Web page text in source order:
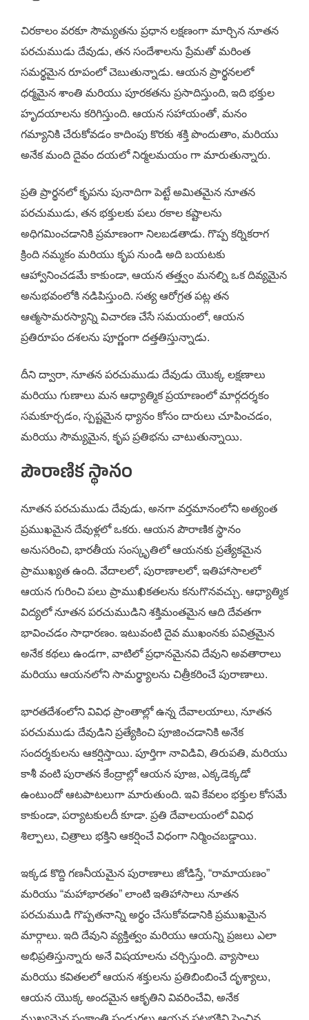
చిరకాలం వరకూ సౌమ్యతను ప్రధాన లక్షణంగా మార్చిన నూతన
పరచుముడు దేవుడు, తన సందేశాలను ప్రేమతో మరింత
సమర్థమైన రూపంలో చెబుతున్నాడు. ఆయన ప్రార్థనలలో
ధర్మమైన శాంతి మరియు పూరకతను ప్రసాదిస్తుంది, ఇది భక్తుల
హృదయాలను కరిగిస్తుంది. ఆయన సహాయంతో, మనం
గమ్యానికి చేరుకోవడం కాదింపు కొరకు శక్తి పొందుతాం, మరియు
అనేక మంది దైవం దయలో నిర్మలమయం గా మారుతున్నారు.
ప్రతి ప్రార్థనలో కృపను పునాదిగా పెట్టే అమితమైన నూతన
పరచుముడు, తన భక్తులకు పలు రకాల కష్టాలను
అధిగమించడానికి ప్రమాణంగా నిలబడతాడు. గొప్ప కర్నికరాగ
క్రింది నమ్మకం మరియు కృప నుండి అది బయటకు
ఆహ్వానించడమే కాకుండా, ఆయన తత్త్వం మనల్ని ఒక దివ్యమైన
అనుభవంలోకి నడిపిస్తుంది. సత్య ఆరోగ్రత పట్ల తన
ఆత్మసామరస్యాన్ని విచారణ చేసే సమయంలో, ఆయన
ప్రతిరూపం దశలను పూర్ణంగా దత్తతిస్తున్నాడు.
దీని ద్వారా, నూతన పరచుముడు దేవుడు యొక్క లక్షణాలు
మరియు గుణాలు మన ఆధ్యాత్మిక ప్రయాణంలో మార్గదర్శకం
సమకూర్చడం, స్పష్టమైన ధ్యానం కోసం దారులు చూపించడం,
మరియు సౌమ్యమైన, కృప ప్రతిభను చాటుతున్నాయి.
పౌరాణిక స్థానం
నూతన పరచుముడు దేవుడు, అనగా వర్తమానంలోని అత్యంత
ప్రముఖమైన దేవుళ్లలో ఒకరు. ఆయన పౌరాణిక స్థానం
అనుసరించి, భారతీయ సంస్కృతిలో ఆయనకు ప్రత్యేకమైన
ప్రాముఖ్యత ఉంది. వేదాలలో, పురాణాలలో, ఇతిహాసాలలో
ఆయన గురించి పలు ప్రాముఖికతలను కనుగొనవచ్చు. ఆధ్యాత్మిక
విద్యలో నూతన పరచుముడిని శక్తిమంతమైన ఆది దేవతగా
భావించడం సాధారణం. ఇటువంటి దైవ ముఖంనకు పవిత్రమైన
అనేక కథలు ఉండగా, వాటిలో ప్రధానమైనవి దేవుని అవతారాలు
మరియు ఆయనలోని సామర్థ్యాలను చిత్రీకరించే పురాణాలు.
భారతదేశంలోని వివిధ ప్రాంతాల్లో ఉన్న దేవాలయాలు, నూతన
పరచుముడు దేవుడిని ప్రత్యేకించి పూజించడానికి అనేక
సందర్శకులను ఆకర్షిస్తాయి. పూర్తిగా నావిడివి, తిరుపతి, మరియు
కాశీ వంటి పురాతన కేంద్రాల్లో ఆయన పూజ, ఎక్కడెక్కడో
ఉంటుందో ఆటపాటలుగా మారుతుంది. ఇవి కేవలం భక్తుల కోసమే
కాకుండా, పర్యాటకులదీ కూడా. ప్రతి దేవాలయంలో వివిధ
శిల్పాలు, చిత్రాలు భక్తిని ఆకర్షించే విధంగా నిర్మించబడ్డాయి.
ఇక్కడ కొద్ది గణనీయమైన పురాణాలు జోడిస్తే, “రామాయణం”
మరియు “మహాభారతం” లాంటి ఇతిహాసాలు నూతన
పరచుముడి గొప్పతనాన్ని అర్థం చేసుకోవడానికి ప్రముఖమైన
మార్గాలు. ఇది దేవుని వ్యక్తిత్వం మరియు ఆయన్ని ప్రజలు ఎలా
అభిప్రతిస్తున్నారు అనే విషయాలను చర్చిస్తుంది. వ్యాసాలు
మరియు కవితలలో ఆయన శక్తులను ప్రతిబింబించే దృశ్యాలు,
ఆయన యొక్క అందమైన ఆకృతిని వివరించేవి, అనేక